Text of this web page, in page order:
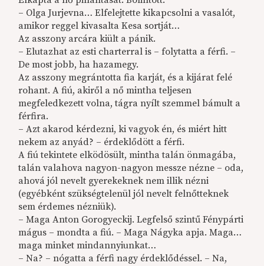
– Olga Jurjevna… Elfelejtette kikapcsolni a vasalót,
amikor reggel kivasalta Kesa sortját…
Az asszony arcára kiült a pánik.
– Elutazhat az esti charterral is – folytatta a férfi. –
De most jobb, ha hazamegy.
Az asszony megrántotta fia karját, és a kijárat felé
rohant. A fiú, akiről a nő mintha teljesen
megfeledkezett volna, tágra nyílt szemmel bámult a
férfira.
– Azt akarod kérdezni, ki vagyok én, és miért hitt
nekem az anyád? – érdeklődött a férfi.
A fiú tekintete elködösült, mintha talán önmagába,
talán valahova nagyon-nagyon messze nézne – oda,
ahová jól nevelt gyerekeknek nem illik nézni
(egyébként szükségtelenül jól nevelt felnőtteknek
sem érdemes nézniük).
– Maga Anton Gorogyeckij. Legfelső szintű Fénypárti
mágus – mondta a fiú. – Maga Nágyka apja. Maga…
maga minket mindannyiunkat…
– Na? – nógatta a férfi nagy érdeklődéssel. – Na,